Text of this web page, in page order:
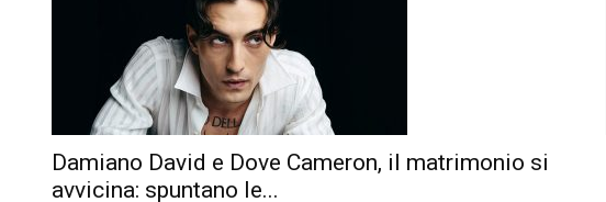
Damiano David e Dove Cameron, il matrimonio si
avvicina: spuntano le...